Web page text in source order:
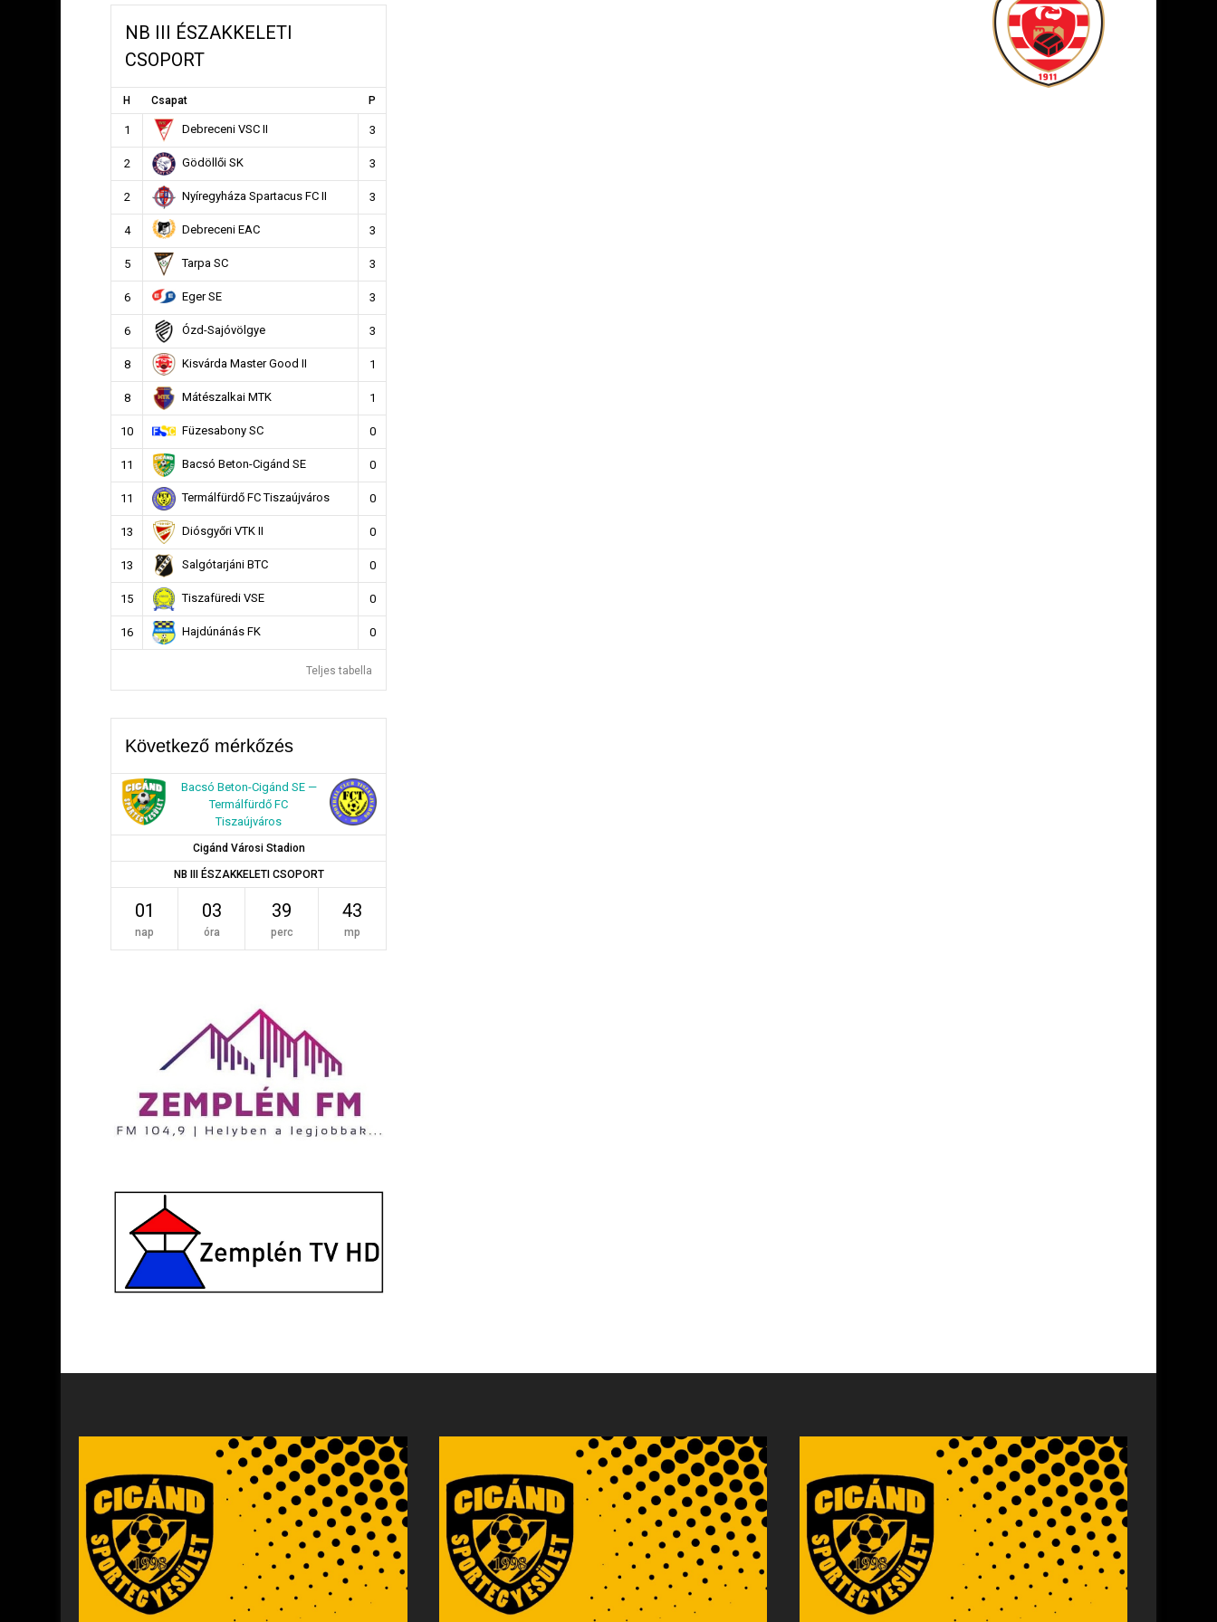
NB III ÉSZAKKELETI
CSOPORT
H Csapat P
1 Debreceni VSC II 3
2 Gödöllői SK 3
2 Nyíregyháza Spartacus FC II 3
4 Debreceni EAC 3
5 Tarpa SC 3
6 Eger SE 3
6 Ózd-Sajóvölgye 3
8 Kisvárda Master Good II 1
8 Mátészalkai MTK 1
10 Füzesabony SC 0
11 Bacsó Beton-Cigánd SE 0
11 Termálfürdő FC Tiszaújváros 0
13 Diósgyőri VTK II 0
13 Salgótarjáni BTC 0
15 Tiszafüredi VSE 0
16 Hajdúnánás FK 0
Teljes tabella
Következő mérkőzés
Bacsó Beton-Cigánd SE —
Termálfürdő FC
Tiszaújváros
Cigánd Városi Stadion
NB III ÉSZAKKELETI CSOPORT
01
nap
03
óra
39
perc
42
mp